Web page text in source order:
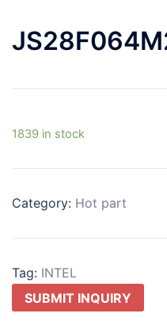
1839 in stock
Category: Hot part
Tag: INTEL
SUBMIT INQUIRY